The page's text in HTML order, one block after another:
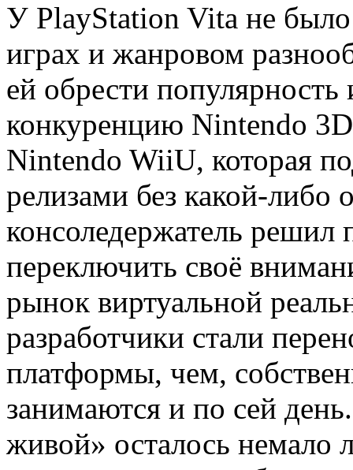
У PlayStation Vita не было
играх и жанровом
ей обрести
конкуренцию Nintendo
Nintendo WiiU, которая
релизами без какой-
консоледержатель решил
переключить своё
рынок виртуальной
разработчики стали
платформы, чем,
занимаются и по сей
живой» осталось немало